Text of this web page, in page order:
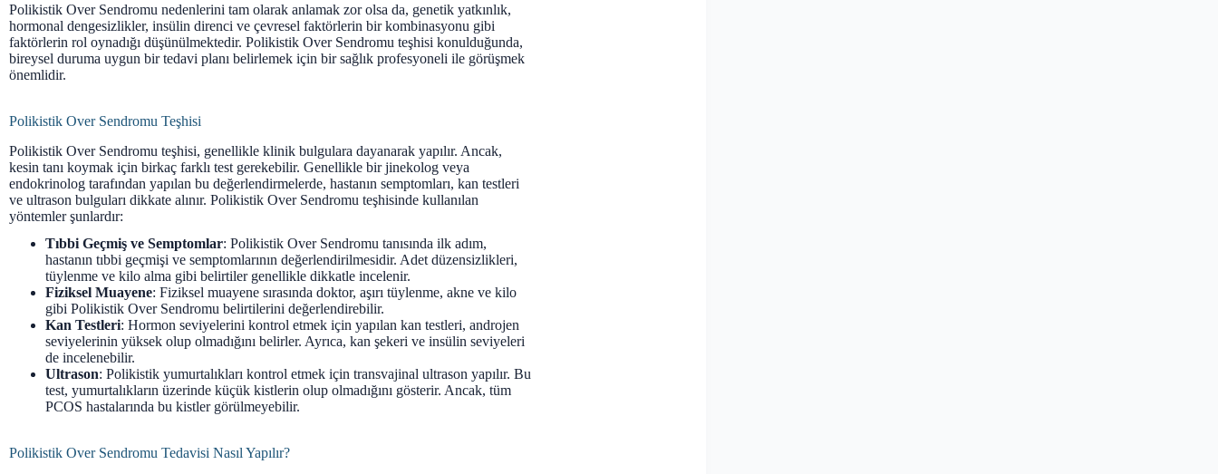
Polikistik Over Sendromu nedenlerini tam olarak anlamak zor olsa da, genetik yatkınlık,
hormonal dengesizlikler, insülin direnci ve çevresel faktörlerin bir kombinasyonu gibi
faktörlerin rol oynadığı düşünülmektedir. Polikistik Over Sendromu teşhisi konulduğunda,
bireysel duruma uygun bir tedavi planı belirlemek için bir sağlık profesyoneli ile görüşmek
önemlidir.
Polikistik Over Sendromu Teşhisi
Polikistik Over Sendromu teşhisi, genellikle klinik bulgulara dayanarak yapılır. Ancak,
kesin tanı koymak için birkaç farklı test gerekebilir. Genellikle bir jinekolog veya
endokrinolog tarafından yapılan bu değerlendirmelerde, hastanın semptomları, kan testleri
ve ultrason bulguları dikkate alınır. Polikistik Over Sendromu teşhisinde kullanılan
yöntemler şunlardır:
Tıbbi Geçmiş ve Semptomlar: Polikistik Over Sendromu tanısında ilk adım,
hastanın tıbbi geçmişi ve semptomlarının değerlendirilmesidir. Adet düzensizlikleri,
tüylenme ve kilo alma gibi belirtiler genellikle dikkatle incelenir.
Fiziksel Muayene: Fiziksel muayene sırasında doktor, aşırı tüylenme, akne ve kilo
gibi Polikistik Over Sendromu belirtilerini değerlendirebilir.
Kan Testleri: Hormon seviyelerini kontrol etmek için yapılan kan testleri, androjen
seviyelerinin yüksek olup olmadığını belirler. Ayrıca, kan şekeri ve insülin seviyeleri
de incelenebilir.
Ultrason: Polikistik yumurtalıkları kontrol etmek için transvajinal ultrason yapılır. Bu
test, yumurtalıkların üzerinde küçük kistlerin olup olmadığını gösterir. Ancak, tüm
PCOS hastalarında bu kistler görülmeyebilir.
Polikistik Over Sendromu Tedavisi Nasıl Yapılır?